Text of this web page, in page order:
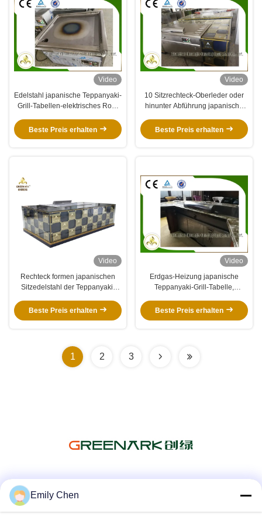
Video
Edelstahl japanische Teppanyaki-
Grill-Tabellen-elektrisches Rohr
Beste Preis erhalten
Video
10 Sitzrechteck-Oberleder oder
hinunter Abführung japanische
Beste Preis erhalten
Video
Rechteck formen japanischen
Sitzedelstahl der Teppanyaki-
Beste Preis erhalten
Video
Erdgas-Heizung japanische
Teppanyaki-Grill-Tabelle,
Tischplatte-Grill
Beste Preis erhalten
1 2 3
Emily Chen